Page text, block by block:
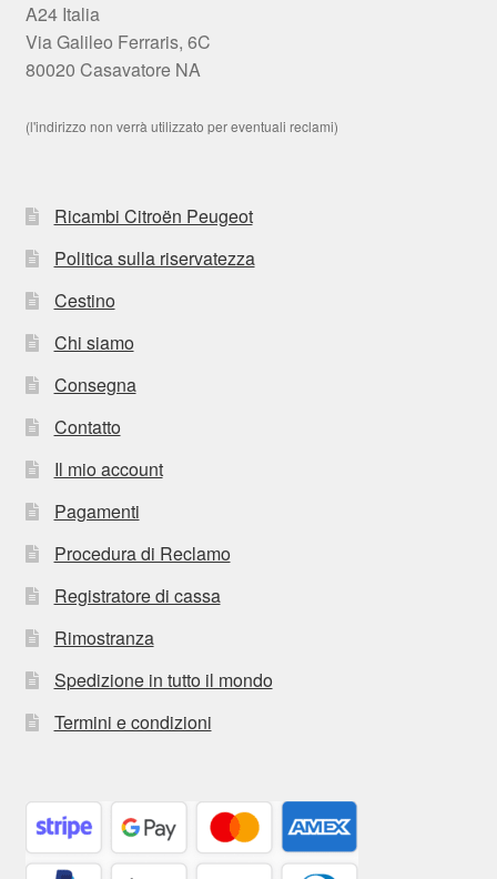
A24 Italia
Via Galileo Ferraris, 6C
80020 Casavatore NA
(l'indirizzo non verrà utilizzato per eventuali reclami)
Ricambi Citroën Peugeot
Politica sulla riservatezza
Cestino
Chi siamo
Consegna
Contatto
Il mio account
Pagamenti
Procedura di Reclamo
Registratore di cassa
Rimostranza
Spedizione in tutto il mondo
Termini e condizioni